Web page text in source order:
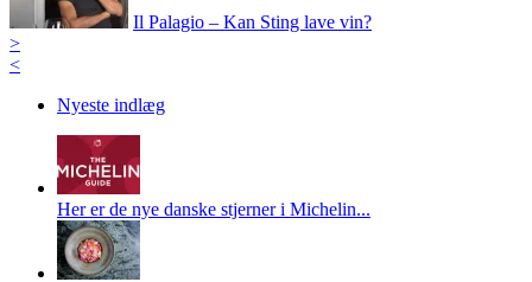
Il Palagio – Kan Sting lave vin?
>
<
Nyeste indlæg
Her er de nye danske stjerner i Michelin...